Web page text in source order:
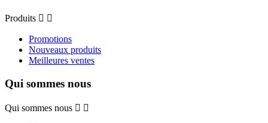
Produits  
Promotions
Nouveaux produits
Meilleures ventes
Qui sommes nous
Qui sommes nous  